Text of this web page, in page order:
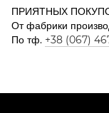
ПРИЯТНЫХ
От фабрики
По тф. +38 (067)